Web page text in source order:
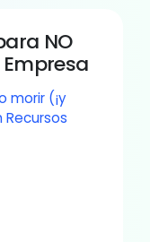
NO
morir (¡y